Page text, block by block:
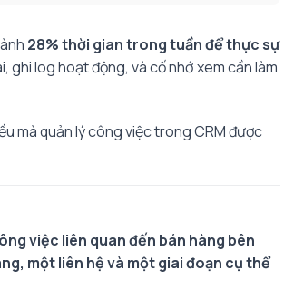
28% thời gian trong tuần để thực sự
ghi log hoạt động, và cố nhớ xem cần làm
mà quản lý công việc trong CRM được
việc liên quan đến bán hàng bên
một liên hệ và một giai đoạn cụ thể